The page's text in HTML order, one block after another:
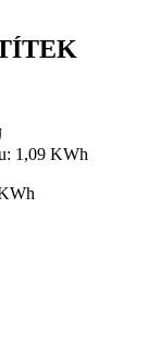
1,09 KWh